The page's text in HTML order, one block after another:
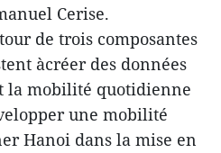
Cerise.
de trois composantes
àcréer des données
la mobilité quotidienne
une mobilité
Hanoi dans la mise en